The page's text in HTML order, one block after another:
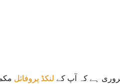
ضروری ہے کہ آپ کے لنکڈ پروفائل